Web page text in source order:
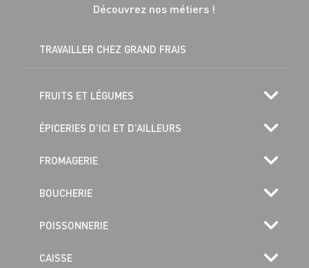
Découvrez nos métiers !
TRAVAILLER CHEZ GRAND FRAIS
FRUITS ET LÉGUMES
ÉPICERIES D’ICI ET D’AILLEURS
FROMAGERIE
BOUCHERIE
POISSONNERIE
CAISSE